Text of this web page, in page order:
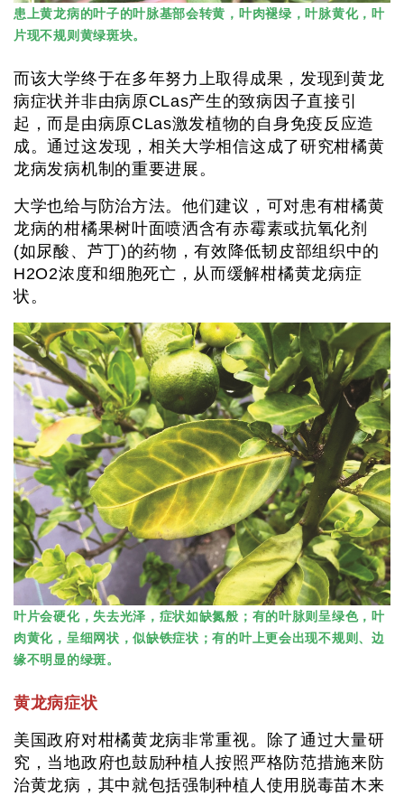
患上黄龙病的叶子的叶脉基部会转黄，叶肉褪绿，叶脉黄化，叶
片现不规则黄绿斑块。
而该大学终于在多年努力上取得成果，发现到黄龙
病症状并非由病原CLas产生的致病因子直接引
起，而是由病原CLas激发植物的自身免疫反应造
成。通过这发现，相关大学相信这成了研究柑橘黄
龙病发病机制的重要进展。
大学也给与防治方法。他们建议，可对患有柑橘黄
龙病的柑橘果树叶面喷洒含有赤霉素或抗氧化剂
(如尿酸、芦丁)的药物，有效降低韧皮部组织中的
H2O2浓度和细胞死亡，从而缓解柑橘黄龙病症
状。
叶片会硬化，失去光泽，症状如缺氮般；有的叶脉则呈绿色，叶
肉黄化，呈细网状，似缺铁症状；有的叶上更会出现不规则、边
缘不明显的绿斑。
黄龙病症状
美国政府对柑橘黄龙病非常重视。除了通过大量研
究，当地政府也鼓励种植人按照严格防范措施来防
治黄龙病，其中就包括强制种植人使用脱毒苗木来